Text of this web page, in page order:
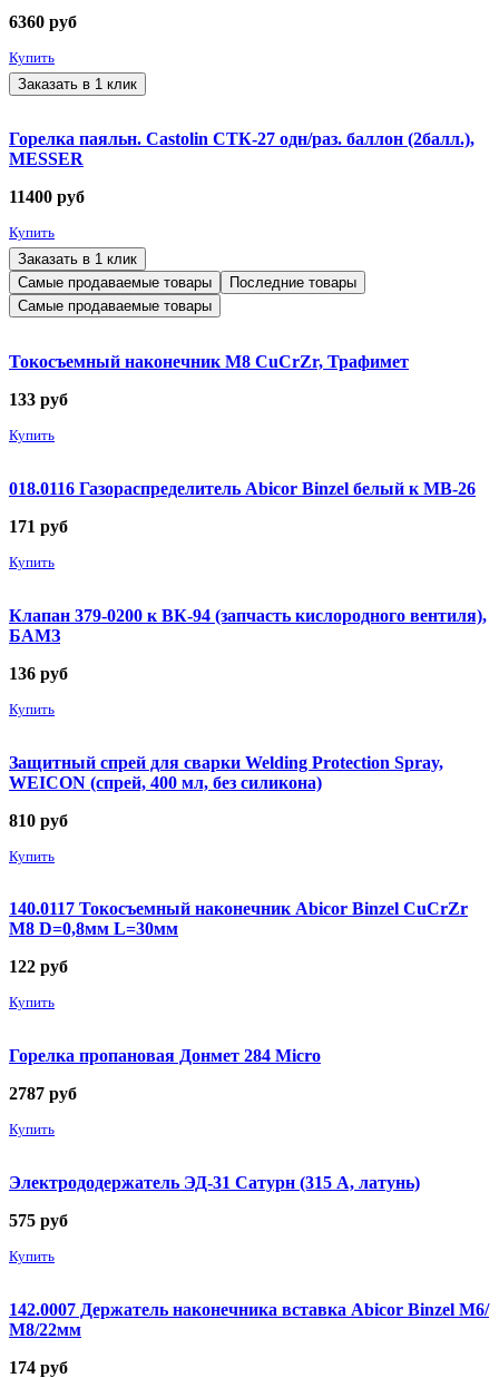
6360 руб
Купить
Заказать в 1 клик
Горелка паяльн. Castolin СТК-27 одн/раз. баллон (2балл.),
MESSER
11400 руб
Купить
Заказать в 1 клик
Самые продаваемые товары
Последние товары
Самые продаваемые товары
Токосъемный наконечник М8 CuCrZr, Трафимет
133 руб
Купить
018.0116 Газораспределитель Abicor Binzel белый к MB-26
171 руб
Купить
Клапан 379-0200 к ВК-94 (запчасть кислородного вентиля),
БАМЗ
136 руб
Купить
Защитный спрей для сварки Welding Protection Spray,
WEICON (спрей, 400 мл, без силикона)
810 руб
Купить
140.0117 Токосъемный наконечник Abicor Binzel CuCrZr
М8 D=0,8мм L=30мм
122 руб
Купить
Горелка пропановая Донмет 284 Micro
2787 руб
Купить
Электрододержатель ЭД-31 Сатурн (315 А, латунь)
575 руб
Купить
142.0007 Держатель наконечника вставка Abicor Binzel М6/
М8/22мм
174 руб